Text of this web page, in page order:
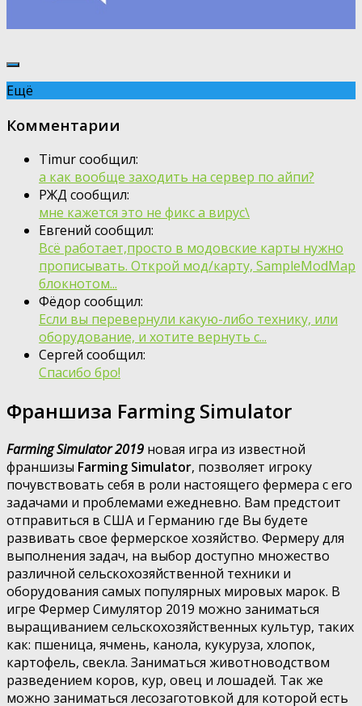
Ещё
Комментарии
Timur сообщил:
а как вообще заходить на сервер по айпи?
РЖД сообщил:
мне кажется это не фикс а вирус\
Евгений сообщил:
Всё работает,просто в модовские карты нужно
прописывать. Открой мод/карту, SampleModMap
блокнотом...
Фёдор сообщил:
Если вы перевернули какую-либо технику, или
оборудование, и хотите вернуть с...
Сергей сообщил:
Спасибо бро!
Франшиза Farming Simulator
Farming Simulator 2019 новая игра из известной
франшизы Farming Simulator, позволяет игроку
почувствовать себя в роли настоящего фермера с его
задачами и проблемами ежедневно. Вам предстоит
отправиться в США и Германию где Вы будете
развивать свое фермерское хозяйство. Фермеру для
выполнения задач, на выбор доступно множество
различной сельскохозяйственной техники и
оборудования самых популярных мировых марок. В
игре Фермер Симулятор 2019 можно заниматься
выращиванием сельскохозяйственных культур, таких
как: пшеница, ячмень, канола, кукуруза, хлопок,
картофель, свекла. Заниматься животноводством
разведением коров, кур, овец и лошадей. Так же
можно заниматься лесозаготовкой для которой есть